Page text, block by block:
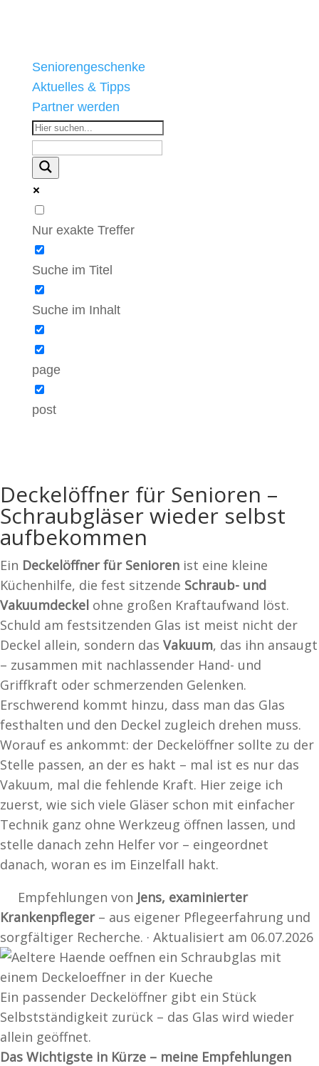
Seniorengeschenke
Aktuelles & Tipps
Partner werden
Nur exakte Treffer
Suche im Titel
Suche im Inhalt
page
post
Deckelöffner für Senioren –
Schraubgläser wieder selbst
aufbekommen
Ein Deckelöffner für Senioren ist eine kleine
Küchenhilfe, die fest sitzende Schraub- und
Vakuumdeckel ohne großen Kraftaufwand löst.
Schuld am festsitzenden Glas ist meist nicht der
Deckel allein, sondern das Vakuum, das ihn ansaugt
– zusammen mit nachlassender Hand- und
Griffkraft oder schmerzenden Gelenken.
Erschwerend kommt hinzu, dass man das Glas
festhalten und den Deckel zugleich drehen muss.
Worauf es ankommt: der Deckelöffner sollte zu der
Stelle passen, an der es hakt – mal ist es nur das
Vakuum, mal die fehlende Kraft. Hier zeige ich
zuerst, wie sich viele Gläser schon mit einfacher
Technik ganz ohne Werkzeug öffnen lassen, und
stelle danach zehn Helfer vor – eingeordnet
danach, woran es im Einzelfall hakt.
Empfehlungen von Jens, examinierter
Krankenpfleger– aus eigener Pflegeerfahrung und
sorgfältiger Recherche. · Aktualisiert am 06.07.2026
Ein passender Deckelöffner gibt ein Stück
Selbstständigkeit zurück – das Glas wird wieder
allein geöffnet.
Das Wichtigste in Kürze – meine Empfehlungen